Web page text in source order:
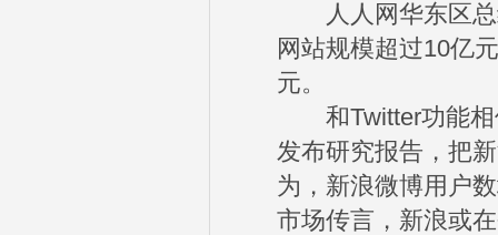
人人网华东区总
网站规模超过10亿
元。
和Twitter功能相
发布研究报告，把
为，新浪微博用户
市场传言，新浪或